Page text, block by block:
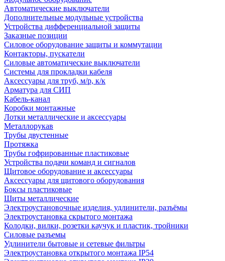
Автоматические выключатели
Дополнительные модульные устройства
Устройства дифференциальной защиты
Заказные позиции
Силовое оборудование защиты и коммутации
Контакторы, пускатели
Силовые автоматические выключатели
Системы для прокладки кабеля
Аксессуары для труб, м/р, к/к
Арматура для СИП
Кабель-канал
Коробки монтажные
Лотки металлические и аксессуары
Металлорукав
Трубы двустенные
Протяжка
Трубы гофрированные пластиковые
Устройства подачи команд и сигналов
Щитовое оборудование и аксессуары
Аксессуары для щитового оборудования
Боксы пластиковые
Щиты металлические
Электроустановочные изделия, удлинители, разъёмы
Электроустановка скрытого монтажа
Колодки, вилки, розетки каучук и пластик, тройники
Силовые разъемы
Удлинители бытовые и сетевые фильтры
Электроустановка открытого монтажа IP54